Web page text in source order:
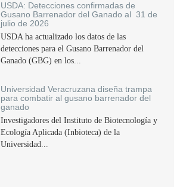
USDA: Detecciones confirmadas de
Gusano Barrenador del Ganado al 31 de
julio de 2026
USDA ha actualizado los datos de las
detecciones para el Gusano Barrenador del
Ganado (GBG) en los...
Universidad Veracruzana diseña trampa
para combatir al gusano barrenador del
ganado
Investigadores del Instituto de Biotecnología y
Ecología Aplicada (Inbioteca) de la
Universidad...